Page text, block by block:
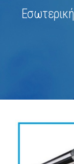
ΑΡΧΙΚΗ
ΠΡΟΙΟΝΤΑ